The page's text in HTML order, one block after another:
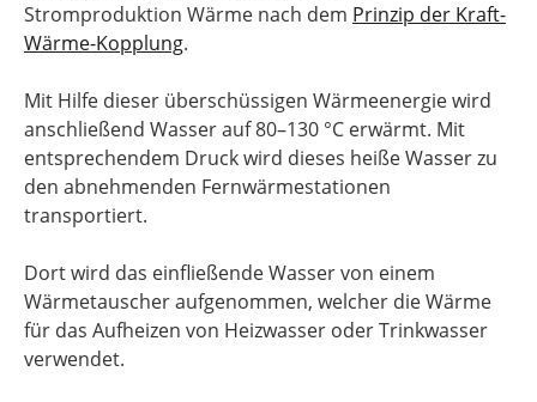
Stromproduktion Wärme nach dem Prinzip der Kraft-
Wärme-Kopplung.
Mit Hilfe dieser überschüssigen Wärmeenergie wird
anschließend Wasser auf 80–130 °C erwärmt. Mit
entsprechendem Druck wird dieses heiße Wasser zu
den abnehmenden Fernwärmestationen
transportiert.
Dort wird das einfließende Wasser von einem
Wärmetauscher aufgenommen, welcher die Wärme
für das Aufheizen von Heizwasser oder Trinkwasser
verwendet.